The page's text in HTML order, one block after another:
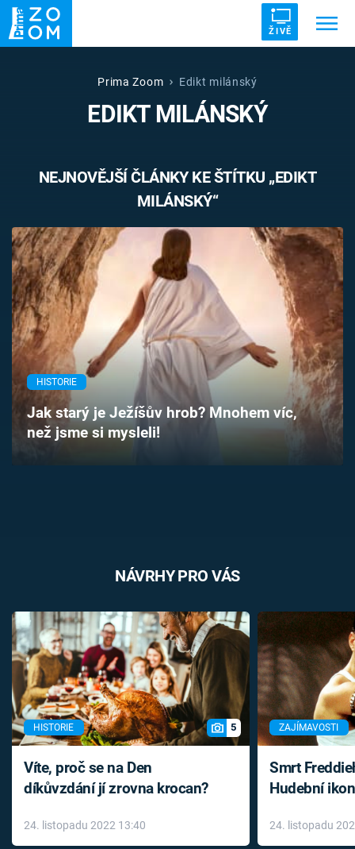
ŽIVĚ
ZRÁDCI UFO DRUHÁ SVĚTOVÁ VÁLKA
VETŘELCI DÁVNOVĚKU
Témata
Pořady
TV Program
Časopis
Sledujte prima+
Prima Zoom Edikt milánský
EDIKT MILÁNSKÝ
NEJNOVĚJŠÍ ČLÁNKY KE ŠTÍTKU „EDIKT
MILÁNSKÝ“
HISTORIE
Jak starý je Ježíšův hrob? Mnohem víc,
než jsme si mysleli!
NÁVRHY PRO VÁS
HISTORIE 5
Víte, proč se na Den
díkůvzdání jí zrovna krocan?
24. listopadu 2022 13:40
ZAJÍMAVOSTI
Smrt
Hudební
léky
24. listopadu